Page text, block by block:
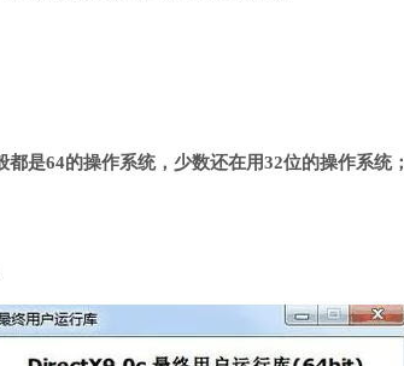
是64的操作系统，少数还在用32位的操作系统；